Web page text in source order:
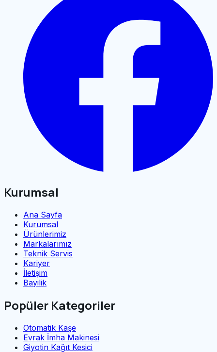
Kurumsal
Ana Sayfa
Kurumsal
Ürünlerimiz
Markalarımız
Teknik Servis
Kariyer
İletişim
Bayilik
Popüler Kategoriler
Otomatik Kaşe
Evrak İmha Makinesi
Giyotin Kağıt Kesici